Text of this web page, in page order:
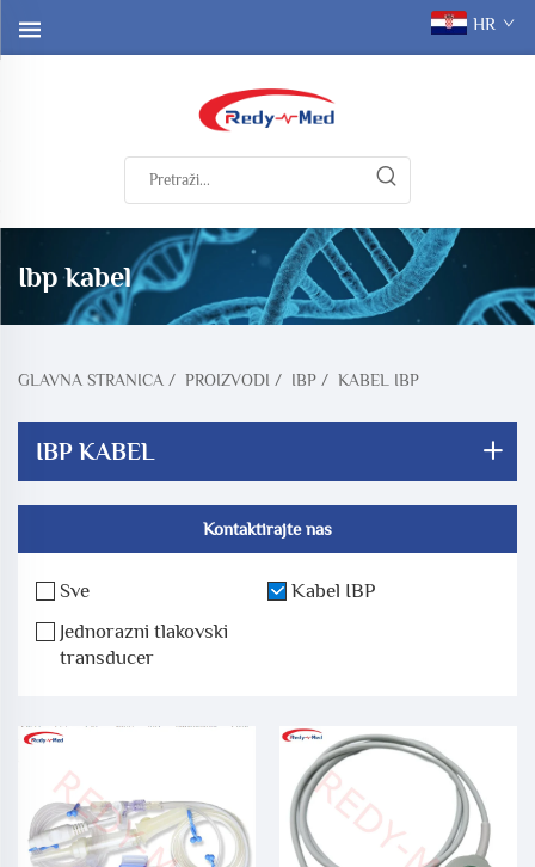
HR
Ibp kabel
GLAVNA STRANICA / PROIZVODI / IBP / KABEL IBP
IBP KABEL
Kontaktirajte nas
Sve
Kabel IBP
Jednorazni tlakovski
transducer